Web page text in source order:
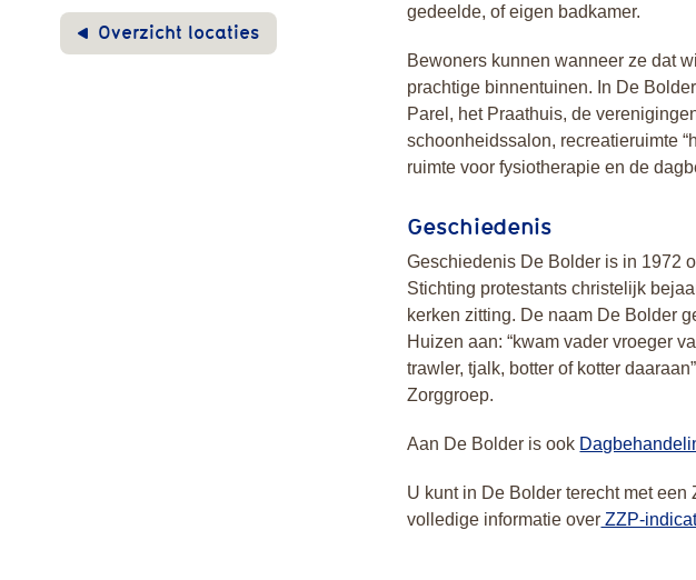
Overzicht locaties
gedeelde, of eigen badkamer.
Bewoners kunnen wanneer ze dat
prachtige binnentuinen. In De
Parel, het Praathuis, de
schoonheidssalon, recreatieruimte
ruimte voor fysiotherapie en de
Geschiedenis
Geschiedenis De Bolder is in 1972
Stichting protestants christelijk
kerken zitting. De naam De Bolder
Huizen aan: “kwam vader vroeger
trawler, tjalk, botter of kotter
Zorggroep.
Aan De Bolder is ook
U kunt in De Bolder terecht met
volledige informatie over ZZP-